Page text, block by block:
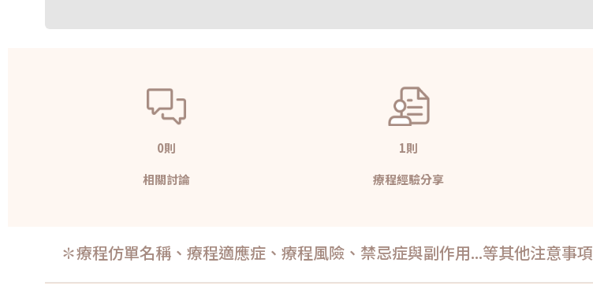
0則
相關討論
1則
療程經驗分享
✽療程仿單名稱、療程適應症、療程風險、禁忌症與副作用...等其他注意事項